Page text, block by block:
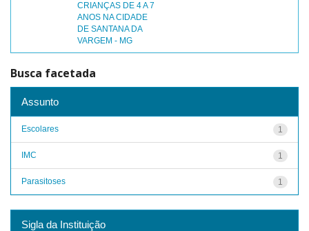
CRIANÇAS DE 4 A 7
ANOS NA CIDADE
DE SANTANA DA
VARGEM - MG
Busca facetada
Assunto
1
Escolares
1
IMC
1
Parasitoses
Sigla da Instituição